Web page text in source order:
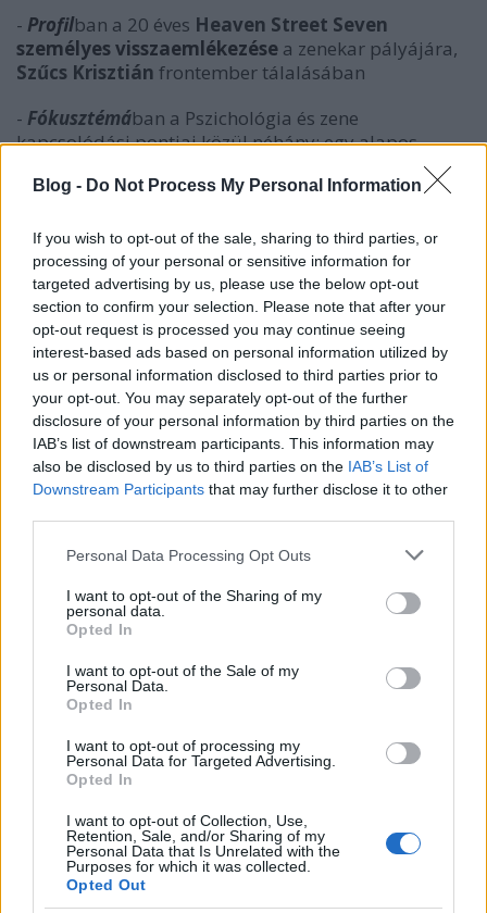
Blog - Do Not Process My Personal Information
If you wish to opt-out of the sale, sharing to third parties, or
processing of your personal or sensitive information for
targeted advertising by us, please use the below opt-out
section to confirm your selection. Please note that after your
opt-out request is processed you may continue seeing
interest-based ads based on personal information utilized by
us or personal information disclosed to third parties prior to
your opt-out. You may separately opt-out of the further
disclosure of your personal information by third parties on the
IAB’s list of downstream participants. This information may
also be disclosed by us to third parties on the IAB’s List of
Downstream Participants that may further disclose it to other
Please note that this website/app uses one or more Google
not limited to your visit or usage behaviour. You may click to
grant or deny consent to Google and its third-party tags to
use your data for below specified purposes in below Google
consent section.
Personal Data Processing Opt Outs
I want to opt-out of the Sharing of my
personal data.
Opted In
I want to opt-out of the Sale of my
Personal Data.
Opted In
I want to opt-out of processing my
Personal Data for Targeted Advertising.
Opted In
I want to opt-out of Collection, Use,
Retention, Sale, and/or Sharing of my
Personal Data that Is Unrelated with the
Purposes for which it was collected.
Opted Out
- Profilban a 20 éves Heaven Street Seven
személyes visszaemlékezése a zenekar pályájára,
Szűcs Krisztián frontember tálalásában
- Fókusztémában a Pszichológia és zene
kapcsolódási pontjai közül néhány: egy alapos
a személyiség
szempontú kreativitás-kutatás egyik elismert
Pszichobiográfiacímű könyvek szerzőjével, azaz
Kőváry Zoltánnal, a Trousers zenekar
frontemberével, aztán tárgyaljuk a mentális
zavarokkal küzdő zenészeket, valamint azokat, akik
kamu identitást kialakítva lettek ismertek és a téli
depresszió idején végigvesszük a leginkább kibukott
lemezeket, de ajánlunk antidepresszáns
ellenszerként ható zenéket is
Fronton a sokadszor és most leginkább berobbant
Mark Ronsonproducer-előadó, miatta megnéztük,
hogy milyen zenei producerek lettek
szólóelőadóként is ismertek
Interjúk: aBelle And Sebastiannal, a TR/ST-tal
valamint aSexepillel
Profilt rajzoltunk a
ről és zenekaráról, aTangerine Dream
Videorecorder
Világrecorder
ben ezúttal szintén a téli szürkeség
dobjuk fel az évszakot
What The FAQa tribute-lemezt kapó,
nagykoncertekkel visszatért/visszatérő